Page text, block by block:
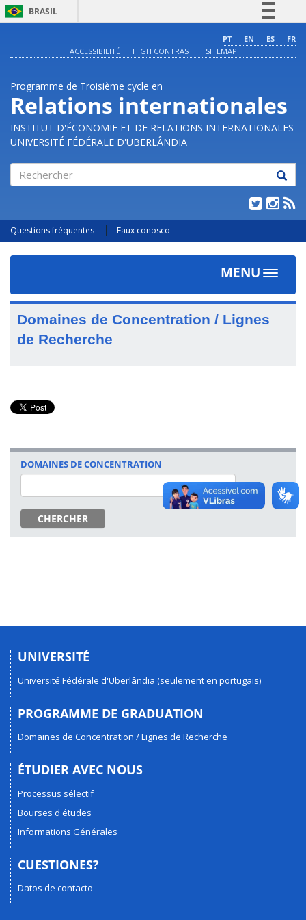
BRASIL
Comunica BR
Acesso à informação
Legislação
PT EN ES
FR
ACCESSIBILITÉ
HIGH CONTRAST SITEMAP
Programme de Troisième cycle en
Relations internationales
INSTITUT D'ÉCONOMIE ET DE RELATIONS INTERNATIONALES
UNIVERSITÉ FÉDÉRALE D'UBERLÂNDIA
Questions fréquentes Faux conosco
MENU
Toggle
Domaines de Concentration / Lignes
de Recherche
DOMAINES DE CONCENTRATION
CHERCHER
UNIVERSITÉ
Université Fédérale d'Uberlândia (seulement en portugais)
PROGRAMME DE GRADUATION
Domaines de Concentration / Lignes de Recherche
ÉTUDIER AVEC NOUS
Processus sélectif
Bourses d'études
Informations Générales
CUESTIONES?
Datos de contacto